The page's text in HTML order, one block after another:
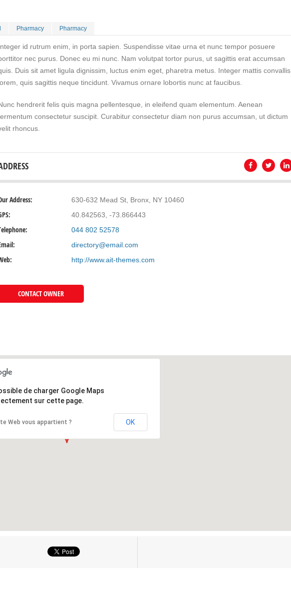
Pharmacy Pharmacy
id rutrum enim, in porta sapien. Suspendisse vitae urna et nunc tempor posuere
nec purus. Donec eu mi nunc. Nam volutpat tortor purus, ut sagittis erat accumsan
Duis sit amet ligula dignissim, luctus enim eget, pharetra metus. Integer mattis convallis
quis sagittis neque tincidunt. Vivamus ornare lobortis nunc at faucibus.
hendrerit felis quis magna pellentesque, in eleifend quam elementum. Aenean
consectetur suscipit. Curabitur consectetur diam non purus accumsan, ut dictum
rhoncus.
Address: 630-632 Mead St, Bronx, NY 10460
40.842563, -73.866443
044 802 52578
directory@email.com
http://www.ait-themes.com
CONTACT OWNER
de charger Google Maps
sur cette page.
Web vous appartient ? OK